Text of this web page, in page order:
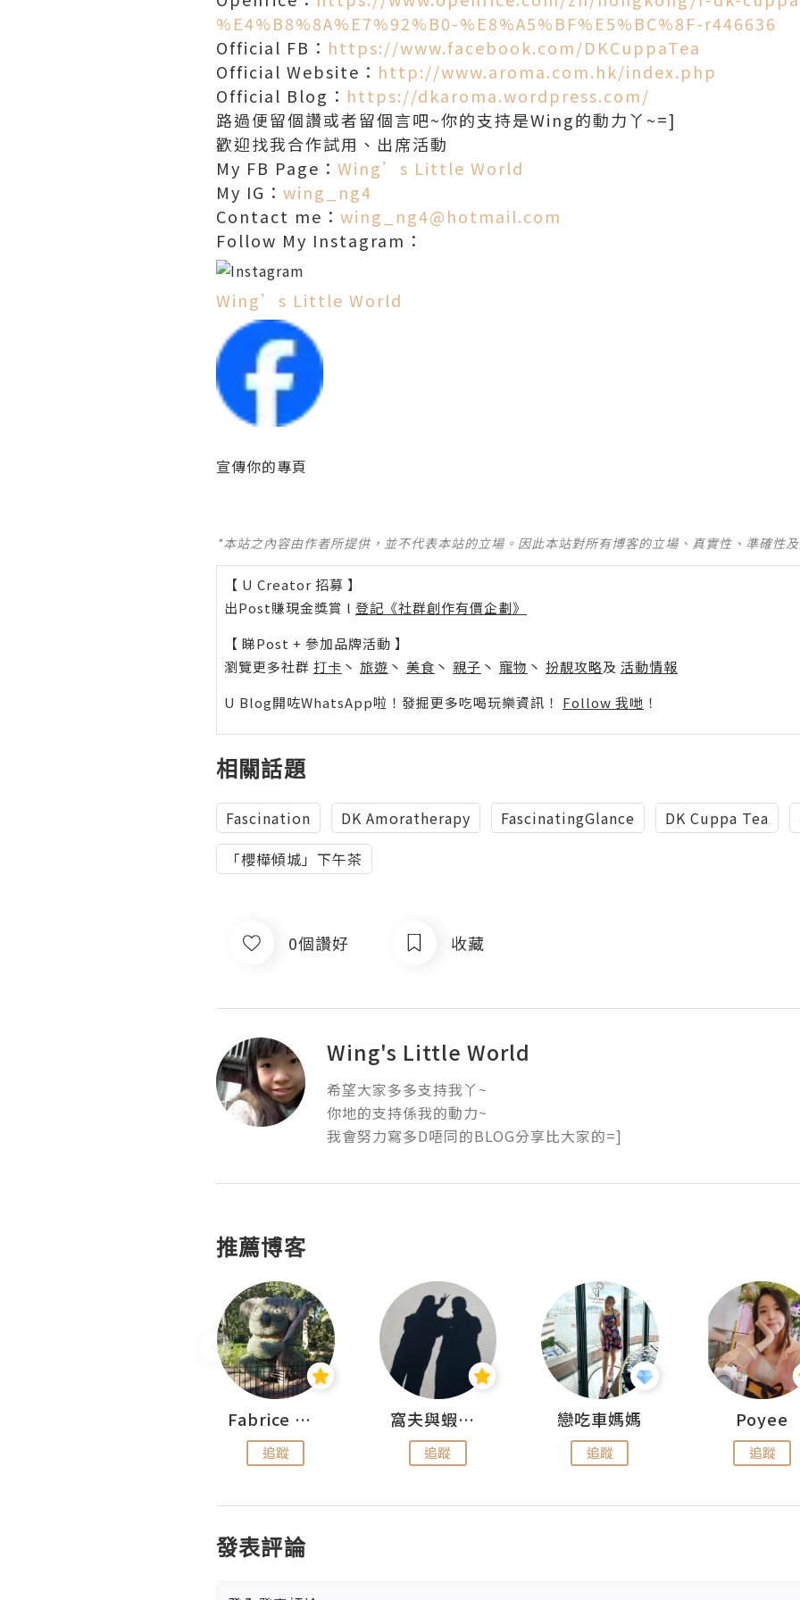
%E4%B8%8A%E7%92%B0-%E8%A5%BF%E5%BC%8F-r446636
Official FB： https://www.facebook.com/DKCuppaTea
Official Website： http://www.aroma.com.hk/index.php
Official Blog： https://dkaroma.wordpress.com/
路過便留個讚或者留個言吧~你的支持是Wing的動力丫~=]
歡迎找我合作試用、出席活動
My FB Page： Wing’s Little World
My IG： wing_ng4
Contact me： wing_ng4@hotmail.com
Follow My Instagram：
Wing’s Little World
宣傳你的專頁
*本站之內容由作者所提供，並不代表本站的立場。因此本站對所有博客的立場、真實性、準確性
【 U Creator 招募 】
出Post賺現金獎賞 l 登記《社群創作有價企劃》
【 睇Post + 參加品牌活動 】
瀏覽更多社群 打卡 丶 旅遊 丶 美食 丶 親子 丶 寵物 丶 扮靚攻略及 活動情報
U Blog開咗WhatsApp啦！發掘更多吃喝玩樂資訊！ Follow 我哋 ！
相關話題
Fascination DK Amoratherapy FascinatingGlance DK Cuppa Tea
「櫻樺傾城」下午茶
0個讚好 收藏
Wing's Little World
希望大家多多支持我丫~
你地的支持係我的動力~
我會努力寫多D唔同的BLOG分享比大家的=]
推薦博客
Fabrice 嚐味
追蹤
窩夫與蝦子餅
追蹤
戀吃車媽媽
追蹤
Poyee
追蹤
發表評論